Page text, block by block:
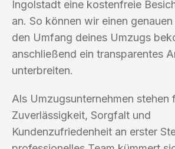
Ingolstadt eine kostenfreie
an. So können wir einen
den Umfang deines Umzugs
anschließend ein transparentes
unterbreiten.
Als Umzugsunternehmen stehen
Zuverlässigkeit, Sorgfalt und
Kundenzufriedenheit an erster